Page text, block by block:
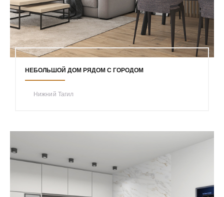
НЕБОЛЬШОЙ ДОМ РЯДОМ С ГОРОДОМ
Нижний Тагил